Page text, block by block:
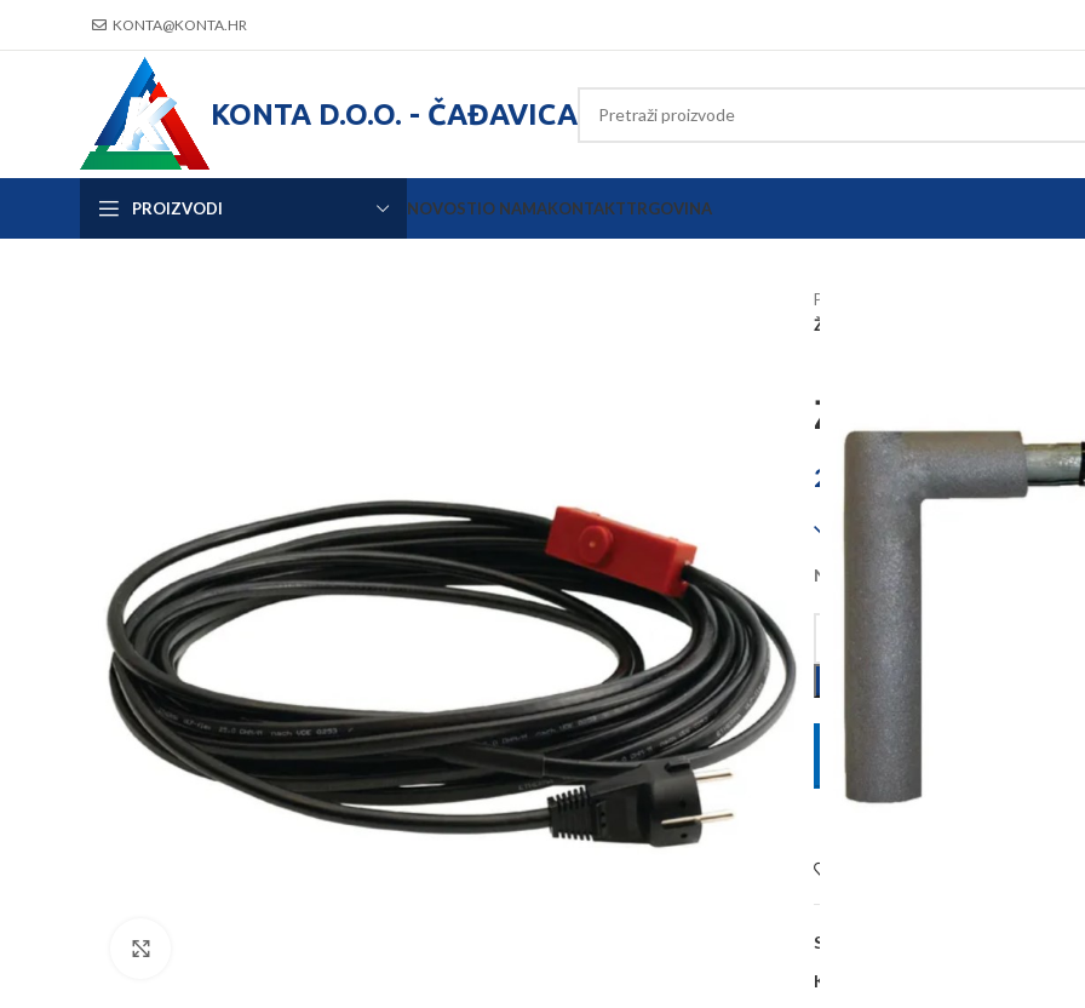
KONTA@KONTA.HR
KONTA D.O.O. - ČAĐAVICA
PROIZVODI NOVOSTIO NAMAKONTAKTTRGOVINA
Početna
Žica za grijanje sa termostatom 2m
Žica za
28,75€
Na zalihi kod dobavljača, dobava
POŠALJITE UPIT
SKU:
Kategorije: